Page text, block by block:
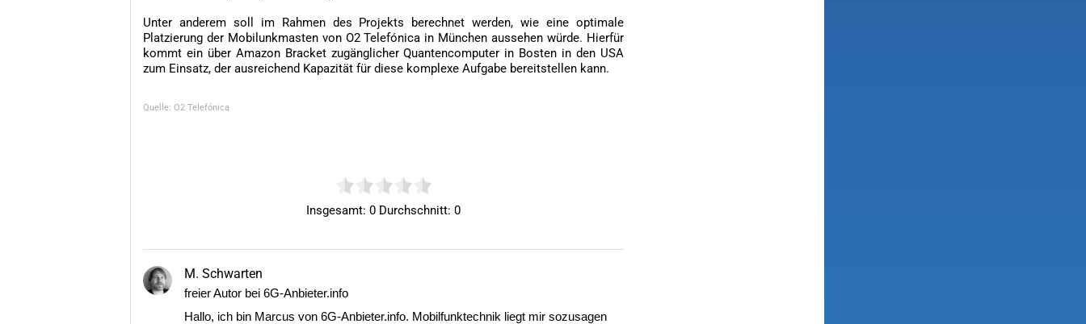
Unter anderem soll im Rahmen des Projekts berechnet werden, wie eine optimale
Platzierung der Mobilunkmasten von O2 Telefónica in München aussehen würde. Hierfür
kommt ein über Amazon Bracket zugänglicher Quantencomputer in Bosten in den USA
zum Einsatz, der ausreichend Kapazität für diese komplexe Aufgabe bereitstellen kann.
Quelle: O2 Telefónica
Insgesamt: 0 Durchschnitt: 0
M. Schwarten
freier Autor bei 6G-Anbieter.info
Hallo, ich bin Marcus von 6G-Anbieter.info. Mobilfunktechnik liegt mir sozusagen